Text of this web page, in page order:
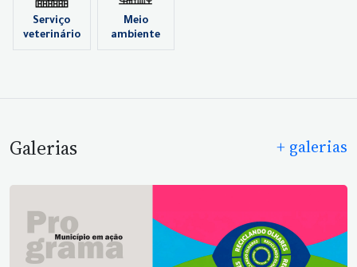
Serviço
veterinário
Meio
ambiente
Galerias + galerias